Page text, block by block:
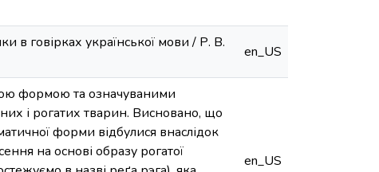
в говірках української мови / Р. В.
en_US
формою та означуваними
і рогатих тварин. Висновано, що
форми відбулися внаслідок
на основі образу рогатої
en_US